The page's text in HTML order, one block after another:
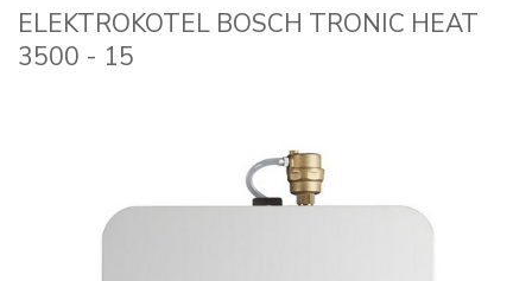
ELEKTROKOTEL BOSCH TRONIC HEAT
3500 - 15